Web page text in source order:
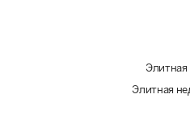
Элитная